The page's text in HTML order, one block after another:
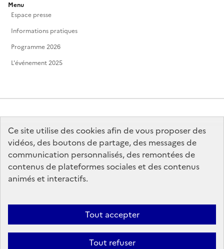
Ce site utilise des cookies afin de vous proposer des
vidéos, des boutons de partage, des messages de
communication personnalisés, des remontées de
contenus de plateformes sociales et des contenus
animés et interactifs.
Tout accepter
Tout refuser
Menu
Espace presse
Informations pratiques
Programme 2026
L'événement 2025
MINISTÈRE
DE LA CULTURE
data.gouv.fr